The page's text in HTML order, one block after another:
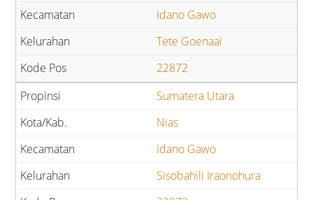
Idano Gawo
Tete Goenaai
22872
Sumatera Utara
Nias
Idano Gawo
Sisobahili Iraonohura